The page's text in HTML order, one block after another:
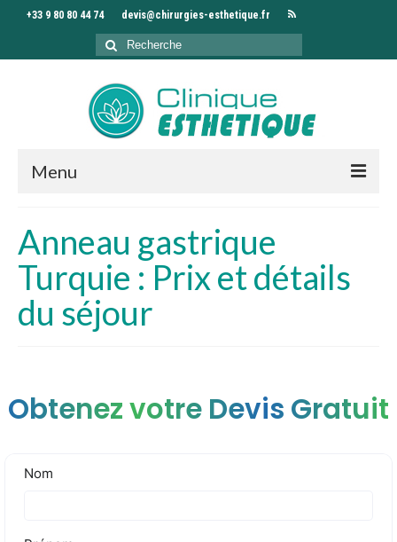
+33 9 80 80 44 74 devis@chirurgies-esthetique.fr
Rechercher
:
Menu
Clinique
Chirurgiens
Interventions
Tarifs
Devis
Anneau gastrique
Turquie : Prix et détails
du séjour
Obtenez votre Devis Gratuit